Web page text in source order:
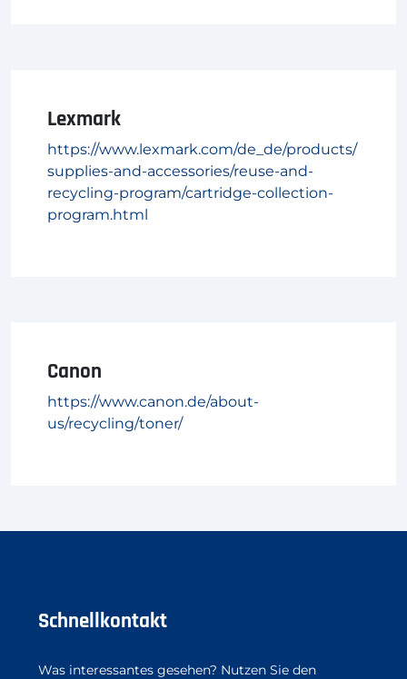
Lexmark
https://www.lexmark.com/de_de/products/
supplies-and-accessories/reuse-and-
recycling-program/cartridge-collection-
program.html
Canon
https://www.canon.de/about-
us/recycling/toner/
Schnellkontakt
Was interessantes gesehen? Nutzen Sie den